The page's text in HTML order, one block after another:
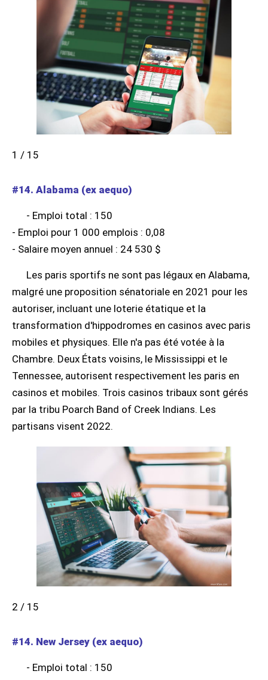
1 / 15
#14. Alabama (ex aequo)
- Emploi total : 150
- Emploi pour 1 000 emplois : 0,08
- Salaire moyen annuel : 24 530 $
Les paris sportifs ne sont pas légaux en Alabama,
malgré une proposition sénatoriale en 2021 pour les
autoriser, incluant une loterie étatique et la
transformation d'hippodromes en casinos avec paris
mobiles et physiques. Elle n'a pas été votée à la
Chambre. Deux États voisins, le Mississippi et le
Tennessee, autorisent respectivement les paris en
casinos et mobiles. Trois casinos tribaux sont gérés
par la tribu Poarch Band of Creek Indians. Les
partisans visent 2022.
2 / 15
#14. New Jersey (ex aequo)
- Emploi total : 150